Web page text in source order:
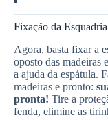
Fixação da
Agora, basta fixar a
oposto das madeiras
a ajuda da espátula.
madeiras e pronto:
pronta! Tire a
fenda, elimine as